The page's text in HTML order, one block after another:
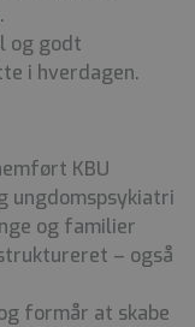
og godt
i hverdagen.
KBU
ungdomspsykiatri
og familier
– også
formår at skabe